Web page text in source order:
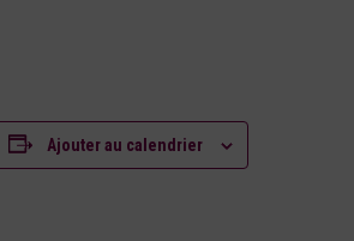
Ajouter au calendrier